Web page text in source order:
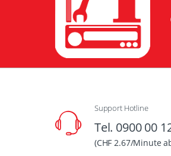
Support Hotline
Tel. 0900 00
(CHF 2.67/Minute